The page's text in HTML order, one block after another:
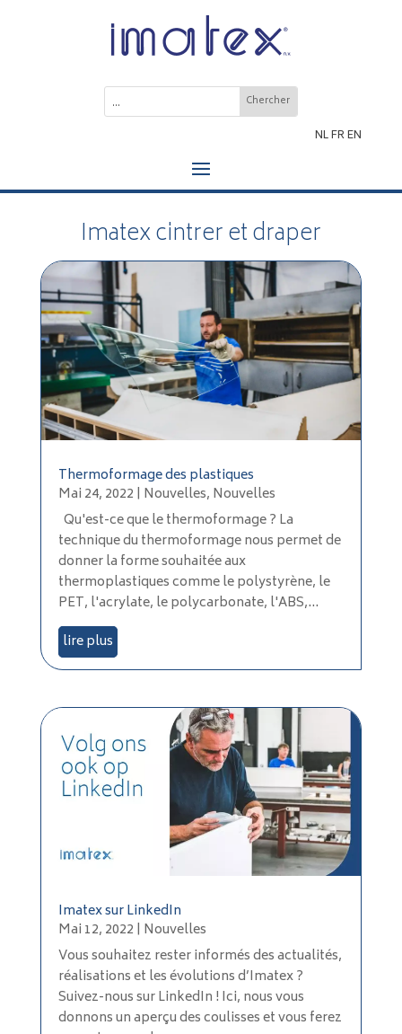
NLFREN
Imatex cintrer et draper
Thermoformage des plastiques
Mai 24, 2022 | Nouvelles, Nouvelles
Qu'est-ce que le thermoformage ? La
technique du thermoformage nous permet de
donner la forme souhaitée aux
thermoplastiques comme le polystyrène, le
PET, l'acrylate, le polycarbonate, l'ABS,...
lire plus
Imatex sur LinkedIn
Mai 12, 2022 | Nouvelles
Vous souhaitez rester informés des actualités,
réalisations et les évolutions d’Imatex ?
Suivez-nous sur LinkedIn ! Ici, nous vous
donnons un aperçu des coulisses et vous ferez